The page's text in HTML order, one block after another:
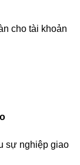
cho tài khoản
sự nghiệp giao